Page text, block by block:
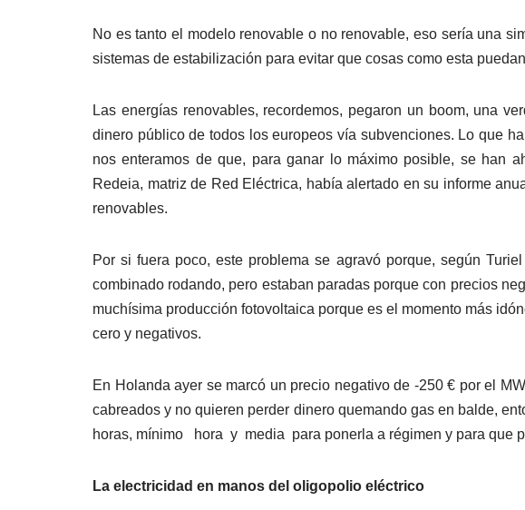
No es tanto el modelo renovable o no renovable, eso sería una
sistemas de estabilización para evitar que cosas como esta
Las energías renovables, recordemos, pegaron un boom, una
dinero público de todos los europeos vía subvenciones. Lo que
nos enteramos de que, para ganar lo máximo posible, se han
Redeia, matriz de Red Eléctrica, había alertado en su informe
renovables.
Por si fuera poco, este problema se agravó porque, según
combinado rodando, pero estaban paradas porque con precios
muchísima producción fotovoltaica porque es el momento más
cero y negativos.
En Holanda ayer se marcó un precio negativo de -250 € por el
cabreados y no quieren perder dinero quemando gas en balde,
horas, mínimo hora y media para ponerla a régimen y para que
La electricidad en manos del oligopolio eléctrico